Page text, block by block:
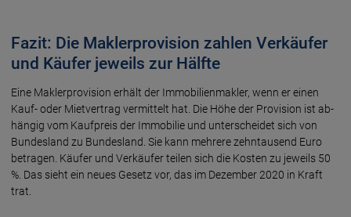
Fazit: Die Maklerprovision zahlen Verkäufer
und Käufer jeweils zur Hälfte
Eine Maklerprovision erhält der Immobilien­makler, wenn er einen
Kauf- oder Miet­vertrag vermittelt hat. Die Höhe der Provision ist ab­
hängig vom Kauf­preis der Immobilie und unter­scheidet sich von
Bundes­land zu Bundes­land. Sie kann mehrere zehn­tausend Euro
betragen. Käufer und Ver­käufer teilen sich die Kosten zu jeweils 50
%. Das sieht ein neues Gesetz vor, das im Dezember 2020 in Kraft
trat.